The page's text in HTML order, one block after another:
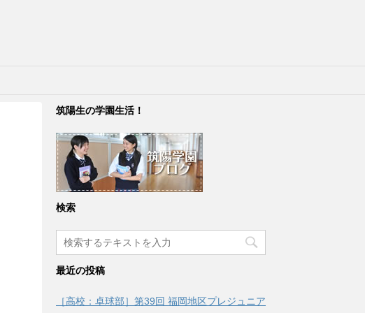
筑陽生の学園生活！
検索
最近の投稿
［高校：卓球部］第39回 福岡地区プレジュニア